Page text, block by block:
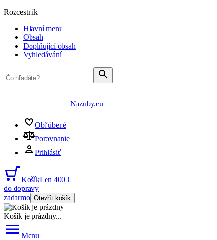
Rozcestník
Hlavní menu
Obsah
Doplňující obsah
Vyhledávání
Nazuby.eu
Obľúbené
Porovnanie
Prihlásiť
KošíkLen 400 €
do dopravy
zadarmo Otevřít košík
Košík je prázdny...
Menu